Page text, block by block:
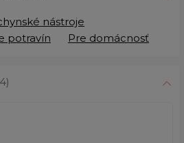
nástroje
potravín
Pre domácnosť